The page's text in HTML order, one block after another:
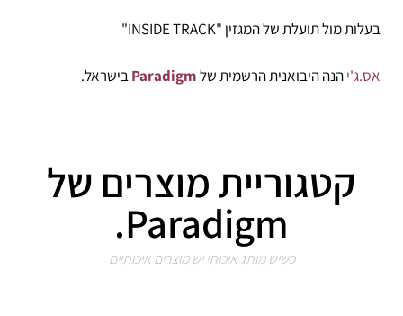
בעלות מול תועלת של המגזין "INSIDE TRACK"
אס.ג'יהנה היבואנית הרשמית שלParadigmבישראל.
קטגוריית מוצרים של
Paradigm.
כשיש מותג איכותי יש מוצרים איכותיים